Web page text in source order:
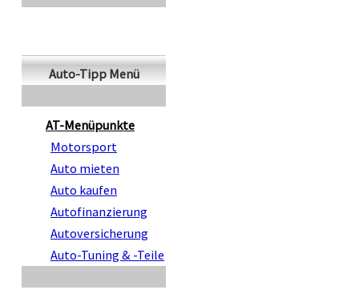
Auto-Tipp Menü
AT-Menüpunkte
Motorsport
Auto mieten
Auto kaufen
Autofinanzierung
Autoversicherung
Auto-Tuning & -Teile